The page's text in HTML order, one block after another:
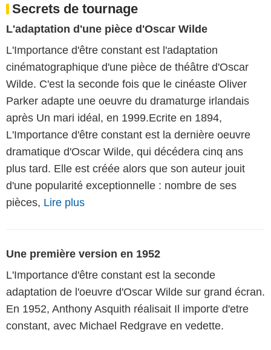
Secrets de tournage
L'adaptation d'une pièce d'Oscar Wilde
L'Importance d'être constant est l'adaptation
cinématographique d'une pièce de théâtre d'Oscar
Wilde. C'est la seconde fois que le cinéaste Oliver
Parker adapte une oeuvre du dramaturge irlandais
après Un mari idéal, en 1999.Ecrite en 1894,
L'Importance d'être constant est la dernière oeuvre
dramatique d'Oscar Wilde, qui décédera cinq ans
plus tard. Elle est créée alors que son auteur jouit
d'une popularité exceptionnelle : nombre de ses
pièces, Lire plus
Une première version en 1952
L'Importance d'être constant est la seconde
adaptation de l'oeuvre d'Oscar Wilde sur grand écran.
En 1952, Anthony Asquith réalisait Il importe d'etre
constant, avec Michael Redgrave en vedette.